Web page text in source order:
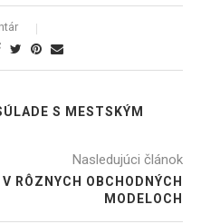
S MESTSKÝM
Nasledujúci článok
RÔZNYCH OBCHODNÝCH
MODELOCH